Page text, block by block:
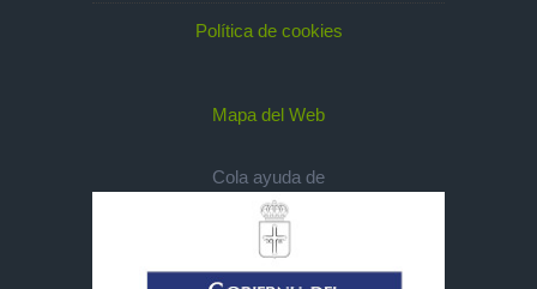
Política de cookies
Mapa del Web
Cola ayuda de